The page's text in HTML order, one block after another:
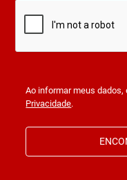
Ao informar meus dados,
Privacidade.